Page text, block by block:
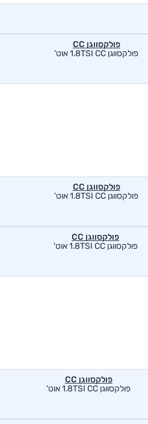
פולקסווגן CC
פולקסווגן 1.8TSI CC אוט'
פולקסווגן CC
פולקסווגן 1.8TSI CC אוט'
פולקסווגן CC
פולקסווגן 1.8TSI CC אוט'
פולקסווגן CC
פולקסווגן 1.8TSI CC אוט'